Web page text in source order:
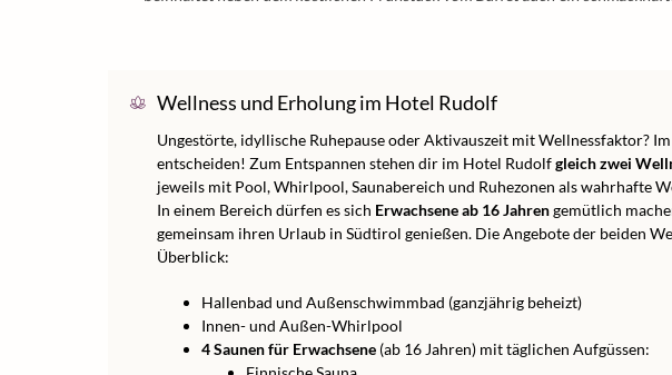
Wellness und Erholung im Hotel Rudolf
Ungestörte, idyllische Ruhepause oder Aktivauszeit mit Wellnessfaktor?
entscheiden! Zum Entspannen stehen dir im Hotel Rudolfgleich zwei
jeweils mit Pool, Whirlpool, Saunabereich und Ruhezonen als wahrhafte
In einem Bereich dürfen es sich Erwachsene ab 16 Jahrengemütlich
gemeinsam ihren Urlaub in Südtirol genießen. Die Angebote der beiden
Überblick:
Hallenbad und Außenschwimmbad (ganzjährig beheizt)
Innen- und Außen-Whirlpool
4 Saunen für Erwachsene (ab 16 Jahren) mit täglichen Aufgüssen: